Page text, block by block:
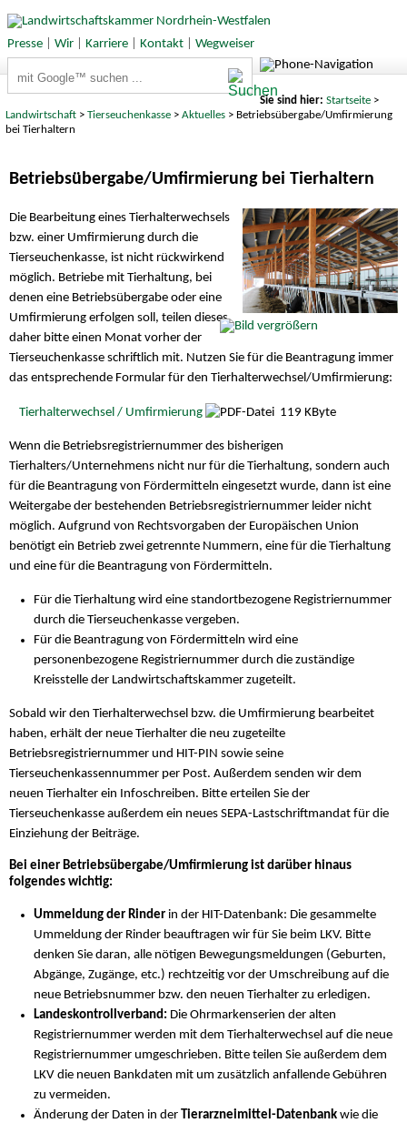
Presse| Wir| Karriere| Kontakt| Wegweiser
Sie sind hier: Startseite>
Landwirtschaft >Tierseuchenkasse >Aktuelles > Betriebsübergabe/Umfirmierung
bei Tierhaltern
Betriebsübergabe/Umfirmierung bei Tierhaltern
Die Bearbeitung eines Tierhalterwechsels
bzw. einer Umfirmierung durch die
Tierseuchenkasse, ist nicht rückwirkend
möglich. Betriebe mit Tierhaltung, bei
denen eine Betriebsübergabe oder eine
Umfirmierung erfolgen soll, teilen dieses
daher bitte einen Monat vorher der
Tierseuchenkasse schriftlich mit. Nutzen Sie für die Beantragung immer
das entsprechende Formular für den Tierhalterwechsel/Umfirmierung:
Tierhalterwechsel / Umfirmierung 119 KByte
Wenn die Betriebsregistriernummer des bisherigen
Tierhalters/Unternehmens nicht nur für die Tierhaltung, sondern auch
für die Beantragung von Fördermitteln eingesetzt wurde, dann ist eine
Weitergabe der bestehenden Betriebsregistriernummer leider nicht
möglich. Aufgrund von Rechtsvorgaben der Europäischen Union
benötigt ein Betrieb zwei getrennte Nummern, eine für die Tierhaltung
und eine für die Beantragung von Fördermitteln.
Für die Tierhaltung wird eine standortbezogene Registriernummer
durch die Tierseuchenkasse vergeben.
Für die Beantragung von Fördermitteln wird eine
personenbezogene Registriernummer durch die zuständige
Kreisstelle der Landwirtschaftskammer zugeteilt.
Sobald wir den Tierhalterwechsel bzw. die Umfirmierung bearbeitet
haben, erhält der neue Tierhalter die neu zugeteilte
Betriebsregistriernummer und HIT-PIN sowie seine
Tierseuchenkassennummer per Post. Außerdem senden wir dem
neuen Tierhalter ein Infoschreiben. Bitte erteilen Sie der
Tierseuchenkasse außerdem ein neues SEPA-Lastschriftmandat für die
Einziehung der Beiträge.
Bei einer Betriebsübergabe/Umfirmierung ist darüber hinaus
folgendes wichtig:
Ummeldung der Rinder in der HIT-Datenbank: Die gesammelte
Ummeldung der Rinder beauftragen wir für Sie beim LKV. Bitte
denken Sie daran, alle nötigen Bewegungsmeldungen (Geburten,
Abgänge, Zugänge, etc.) rechtzeitig vor der Umschreibung auf die
neue Betriebsnummer bzw. den neuen Tierhalter zu erledigen.
Landeskontrollverband: Die Ohrmarkenserien der alten
Registriernummer werden mit dem Tierhalterwechsel auf die neue
Registriernummer umgeschrieben. Bitte teilen Sie außerdem dem
LKV die neuen Bankdaten mit um zusätzlich anfallende Gebühren
zu vermeiden.
Änderung der Daten in derTierarzneimittel-Datenbank wie die